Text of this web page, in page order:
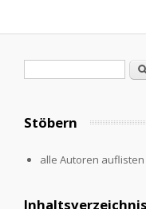
Stöbern
alle Autoren auflisten
Inhaltsverzeichnis